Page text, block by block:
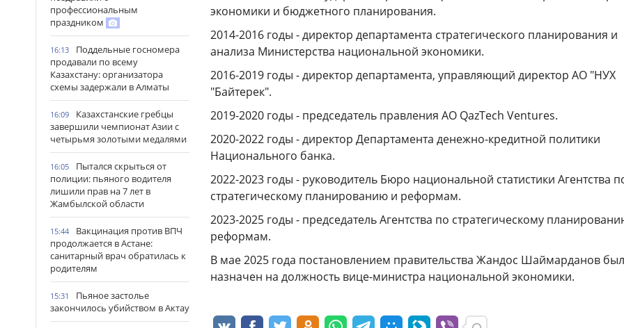
профессиональным
праздником
16:13
Поддельные госномера
продавали по всему
Казахстану: организатора
схемы задержали в Алматы
16:09
Казахстанские гребцы
завершили чемпионат Азии с
четырьмя золотыми медалями
16:05
Пытался скрыться от
полиции: пьяного водителя
лишили прав на 7 лет в
Жамбылской области
15:44
Вакцинация против ВПЧ
продолжается в Астане:
санитарный врач обратилась к
родителям
15:31
Пьяное застолье
закончилось убийством в Актау
экономики и бюджетного планирования.
2014-2016 годы - директор департамента стратегического планирования и
анализа Министерства национальной экономики.
2016-2019 годы - директор департамента, управляющий директор АО "НУХ
"Байтерек".
2019-2020 годы - председатель правления АО QazTech Ventures.
2020-2022 годы - директор Департамента денежно-кредитной политики
Национального банка.
2022-2023 годы - руководитель Бюро национальной статистики Агентства
стратегическому планированию и реформам.
2023-2025 годы - председатель Агентства по стратегическому
реформам.
В мае 2025 года постановлением правительства Жандос Шаймарданов был
назначен на должность вице-министра национальной экономики.